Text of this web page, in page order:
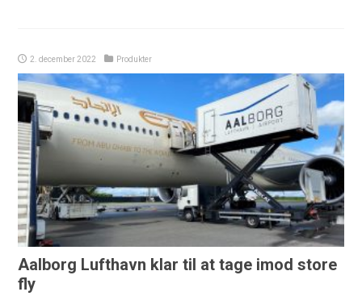
2. december 2022 Produkter
Aalborg Lufthavn klar til at tage imod store
fly